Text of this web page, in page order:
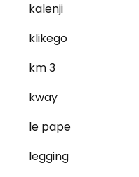
kalenji
klikego
km 3
kway
le pape
legging